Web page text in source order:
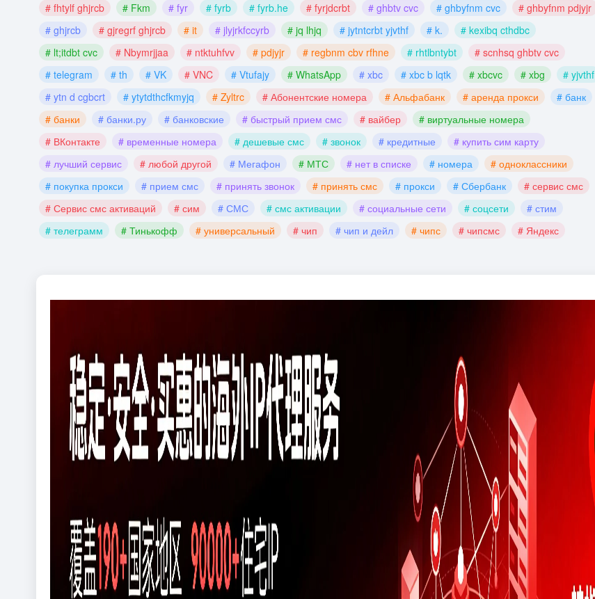
# fhtylf ghjrcb
# Fkm # fyr # fyrb # fyrb.he # fyrjdcrbt # ghbtv cvc # ghbyfnm cvc
# ghbyfnm pdjyjr
# ghjrcb
# gjregrf ghjrcb # it # jlyjrkfccyrb # jq lhjq # jytntcrbt yjvthf # k.
# kexibq cthdbc
# lt;itdbt cvc
# Nbymrjjaa # ntktuhfvv # pdjyjr # regbnm cbv rfhne # rhtlbntybt
# scnhsq ghbtv cvc
# telegram
# th # VK # VNC # Vtufajy # WhatsApp # xbc # xbc b lqtk # xbcvc # xbg
# yjvthf
# ytn d cgbcrt
# ytytdthcfkmyjq # Zyltrc # Абонентские номера # Альфабанк # аренда прокси
# банк
# банки
# банки.ру # банковские # быстрый прием смс # вайбер
# виртуальные номера
# ВКонтакте
# временные номера # дешевые смс # звонок # кредитные
# купить сим карту
# лучший сервис
# любой другой # Мегафон # МТС # нет в списке # номера
# одноклассники
# покупка прокси
# прием смс # принять звонок # принять смс # прокси # Сбербанк
# сервис смс
# Сервис смс активаций
# сим # СМС # смс активации # социальные сети # соцсети
# стим
# телеграмм
# Тинькофф # универсальный # чип # чип и дейл # чипс # чипсмс # Яндекс